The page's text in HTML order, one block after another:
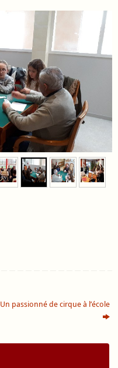
Un passionné de cirque à l’école